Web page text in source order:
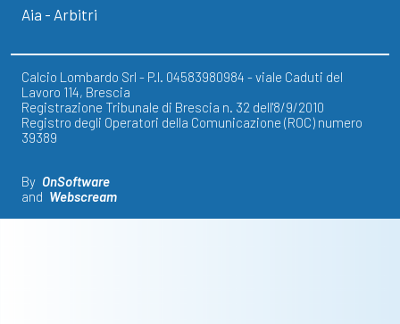
Aia - Arbitri
Calcio Lombardo Srl - P.I. 04583980984 - viale Caduti del
Lavoro 114, Brescia
Registrazione Tribunale di Brescia n. 32 dell'8/9/2010
Registro degli Operatori della Comunicazione (ROC) numero
39389
By OnSoftware
and Webscream